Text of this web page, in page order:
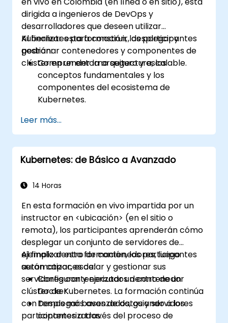
dirigida a ingenieros de DevOps y
desarrolladores que deseen utilizar
Kubernetes para construir, desplegar y
gestionar contenedores y componentes de
clúster en un entorno seguro y escalable.
Al finalizar esta formación, los participantes
podrán:
Comprender la arquitectura, los
conceptos fundamentales y los
componentes del ecosistema de
Kubernetes.
clúster de Kubernetes para la
orquestación de contenedores.
Aprender a ejecutar operaciones de
Kubernetes utilizando herramientas de
Obtener experiencia práctica desde
administración de Kubernetes.
Leer más...
Kubernetes: de Básico a Avanzado
14 Horas
En esta formación en vivo impartida por un
instructor en <ubicación> (en el sitio o
remota), los participantes aprenderán cómo
desplegar un conjunto de servidores de
ejemplo dentro de contenedores, luego
automatizar, escalar y gestionar sus
servidores contenerizados dentro de un
clúster de Kubernetes. La formación continúa
con temas más avanzados, guiando a los
participantes a través del proceso de
Al finalizar esta formación, los participantes
serán capaces de:
Configurar y ejecutar un contenedor
Docker.
Desplegar bases de datos y servidores
contenerizados.